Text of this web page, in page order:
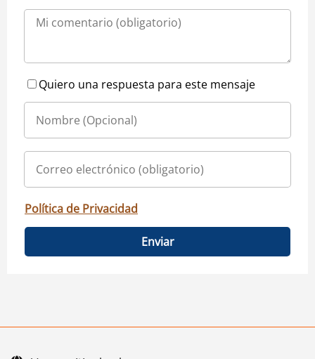
Quiero una respuesta para este mensaje
Política de Privacidad
Enviar